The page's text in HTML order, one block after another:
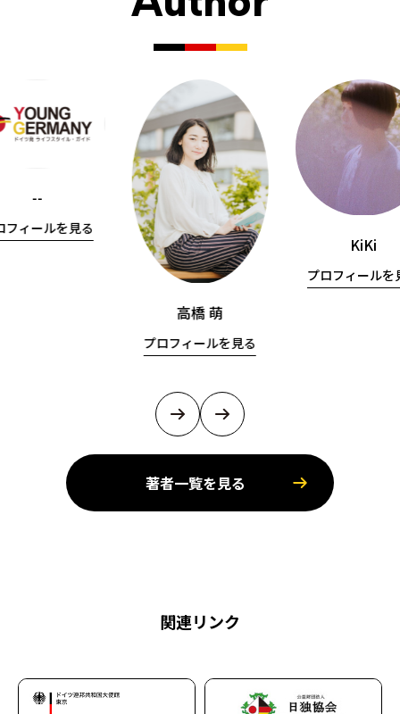
--
フィールを見る
高橋 萌
プロフィールを見る
KiKi
プロフィールを
著者一覧を見る
関連リンク